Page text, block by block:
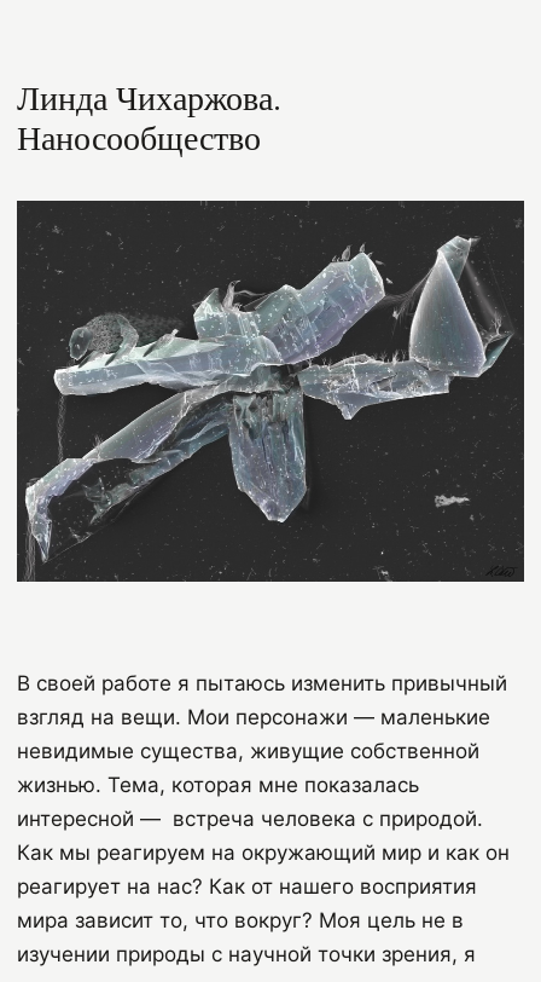
Линда Чихаржова.
Наносообщество
В своей работе я пытаюсь изменить привычный
взгляд на вещи. Мои персонажи — маленькие
невидимые существа, живущие собственной
жизнью. Тема, которая мне показалась
интересной — встреча человека с природой.
Как мы реагируем на окружающий мир и как он
реагирует на нас? Как от нашего восприятия
мира зависит то, что вокруг? Моя цель не в
изучении природы с научной точки зрения, я